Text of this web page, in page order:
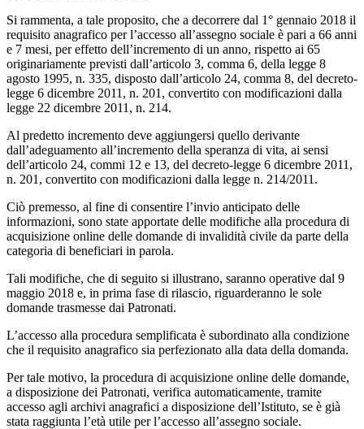
Si rammenta, a tale proposito, che a decorrere dal 1° gennaio 2018 il
requisito anagrafico per l’accesso all’assegno sociale è pari a 66 anni
e 7 mesi, per effetto dell’incremento di un anno, rispetto ai 65
originariamente previsti dall’articolo 3, comma 6, della legge 8
agosto 1995, n. 335, disposto dall’articolo 24, comma 8, del decreto-
legge 6 dicembre 2011, n. 201, convertito con modificazioni dalla
legge 22 dicembre 2011, n. 214.
Al predetto incremento deve aggiungersi quello derivante
dall’adeguamento all’incremento della speranza di vita, ai sensi
dell’articolo 24, commi 12 e 13, del decreto-legge 6 dicembre 2011,
n. 201, convertito con modificazioni dalla legge n. 214/2011.
Ciò premesso, al fine di consentire l’invio anticipato delle
informazioni, sono state apportate delle modifiche alla procedura di
acquisizione online delle domande di invalidità civile da parte della
categoria di beneficiari in parola.
Tali modifiche, che di seguito si illustrano, saranno operative dal 9
maggio 2018 e, in prima fase di rilascio, riguarderanno le sole
domande trasmesse dai Patronati.
L’accesso alla procedura semplificata è subordinato alla condizione
che il requisito anagrafico sia perfezionato alla data della domanda.
Per tale motivo, la procedura di acquisizione online delle domande,
a disposizione dei Patronati, verifica automaticamente, tramite
accesso agli archivi anagrafici a disposizione dell’Istituto, se è già
stata raggiunta l’età utile per l’accesso all’assegno sociale.